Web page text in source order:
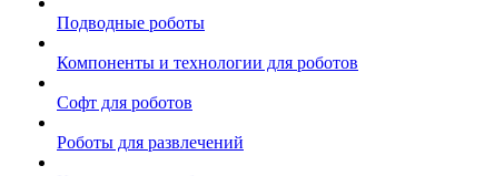
Подводные роботы
Компоненты и технологии для роботов
Софт для роботов
Роботы для развлечений